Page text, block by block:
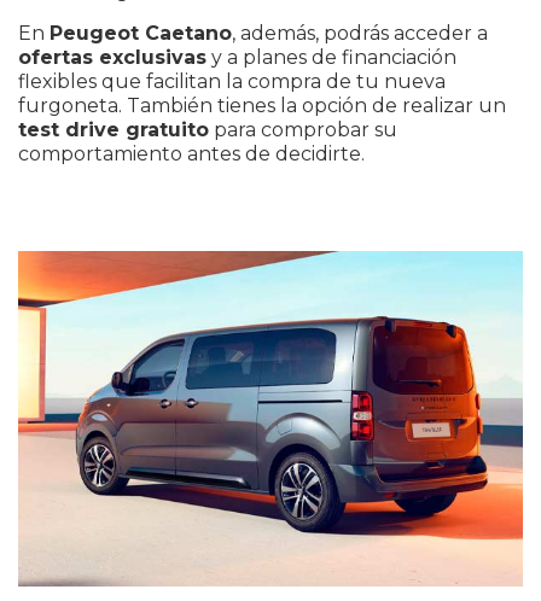
En Peugeot Caetano, además, podrás acceder a
ofertas exclusivas y a planes de financiación
flexibles que facilitan la compra de tu nueva
furgoneta. También tienes la opción de realizar un
test drive gratuito para comprobar su
comportamiento antes de decidirte.